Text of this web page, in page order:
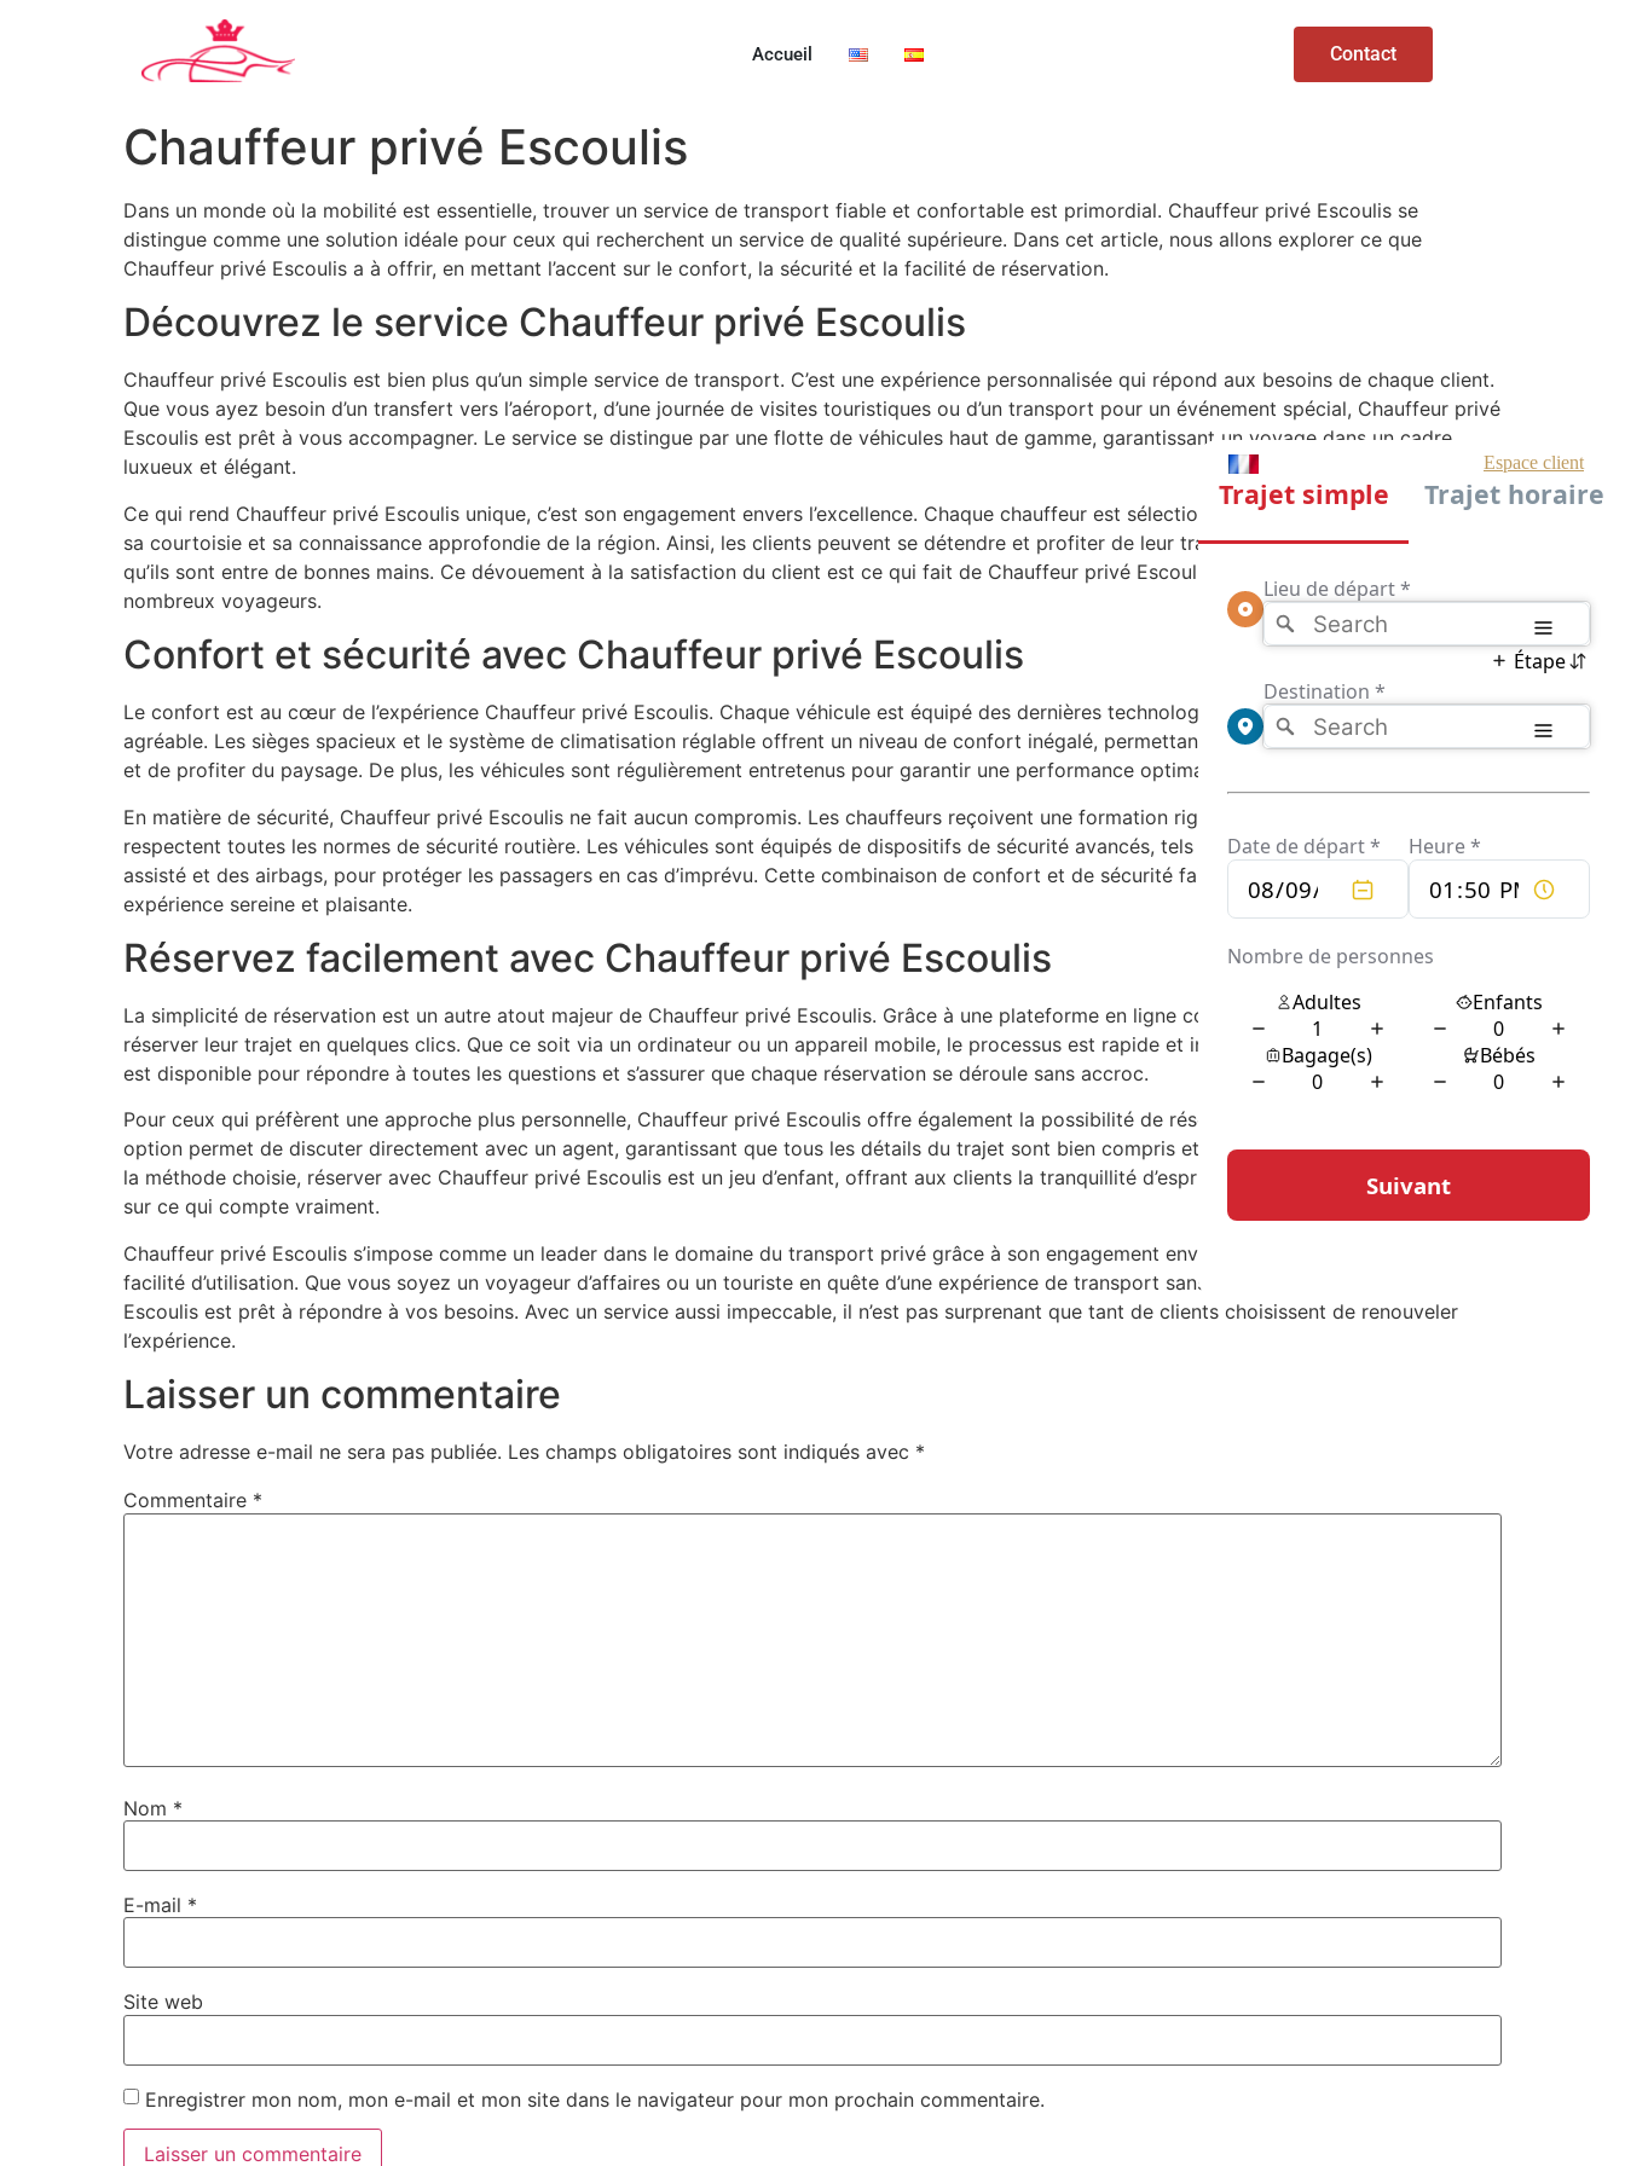
Accueil Contact
Chauffeur privé Escoulis
Dans un monde où la mobilité est essentielle, trouver un service de transport fiable et confortable est primordial. Chauffeur privé Escoulis se
distingue comme une solution idéale pour ceux qui recherchent un service de qualité supérieure. Dans cet article, nous allons explorer ce que
Chauffeur privé Escoulis a à offrir, en mettant l’accent sur le confort, la sécurité et la facilité de réservation.
Découvrez le service Chauffeur privé Escoulis
Chauffeur privé Escoulis est bien plus qu’un simple service de transport. C’est une expérience personnalisée qui répond aux besoins de chaque client.
Que vous ayez besoin d’un transfert vers l’aéroport, d’une journée de visites touristiques ou d’un transport pour un événement spécial, Chauffeur privé
Escoulis est prêt à vous accompagner. Le service se distingue par une flotte de véhicules haut de gamme, garantissant un voyage dans un cadre
luxueux et élégant.
Ce qui rend Chauffeur privé Escoulis unique, c’est son engagement envers l’excellence. Chaque chauffeur est sélectionné pour son professionnalisme,
sa courtoisie et sa connaissance approfondie de la région. Ainsi, les clients peuvent se détendre et profiter de leur trajet en toute tranquillité, sachant
qu’ils sont entre de bonnes mains. Ce dévouement à la satisfaction du client est ce qui fait de Chauffeur privé Escoulis un choix privilégié pour de
nombreux voyageurs.
Confort et sécurité avec Chauffeur privé Escoulis
Le confort est au cœur de l’expérience Chauffeur privé Escoulis. Chaque véhicule est équipé des dernières technologies pour assurer un voyage
agréable. Les sièges spacieux et le système de climatisation réglable offrent un niveau de confort inégalé, permettant aux passagers de se détendre
et de profiter du paysage. De plus, les véhicules sont régulièrement entretenus pour garantir une performance optimale et un intérieur impeccable.
En matière de sécurité, Chauffeur privé Escoulis ne fait aucun compromis. Les chauffeurs reçoivent une formation rigoureuse pour s’assurer qu’ils
respectent toutes les normes de sécurité routière. Les véhicules sont équipés de dispositifs de sécurité avancés, tels que des systèmes de freinage
assisté et des airbags, pour protéger les passagers en cas d’imprévu. Cette combinaison de confort et de sécurité fait de chaque trajet une
expérience sereine et plaisante.
Réservez facilement avec Chauffeur privé Escoulis
La simplicité de réservation est un autre atout majeur de Chauffeur privé Escoulis. Grâce à une plateforme en ligne conviviale, les clients peuvent
réserver leur trajet en quelques clics. Que ce soit via un ordinateur ou un appareil mobile, le processus est rapide et intuitif. De plus, le service client
est disponible pour répondre à toutes les questions et s’assurer que chaque réservation se déroule sans accroc.
Pour ceux qui préfèrent une approche plus personnelle, Chauffeur privé Escoulis offre également la possibilité de réserver par téléphone. Cette
option permet de discuter directement avec un agent, garantissant que tous les détails du trajet sont bien compris et pris en compte. Quelle que soit
la méthode choisie, réserver avec Chauffeur privé Escoulis est un jeu d’enfant, offrant aux clients la tranquillité d’esprit nécessaire pour se concentrer
sur ce qui compte vraiment.
Chauffeur privé Escoulis s’impose comme un leader dans le domaine du transport privé grâce à son engagement envers le confort, la sécurité et la
facilité d’utilisation. Que vous soyez un voyageur d’affaires ou un touriste en quête d’une expérience de transport sans tracas, Chauffeur privé
Escoulis est prêt à répondre à vos besoins. Avec un service aussi impeccable, il n’est pas surprenant que tant de clients choisissent de renouveler
l’expérience.
Laisser un commentaire
Votre adresse e-mail ne sera pas publiée. Les champs obligatoires sont indiqués avec *
Commentaire *
Nom *
E-mail *
Site web
Enregistrer mon nom, mon e-mail et mon site dans le navigateur pour mon prochain commentaire.